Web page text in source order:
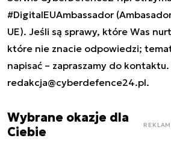
#DigitalEUAmbassador
UE). Jeśli są sprawy, które Was
które nie znacie odpowiedzi;
napisać – zapraszamy do
redakcja@cyberdefence24.pl.
Wybrane okazje dla
Ciebie